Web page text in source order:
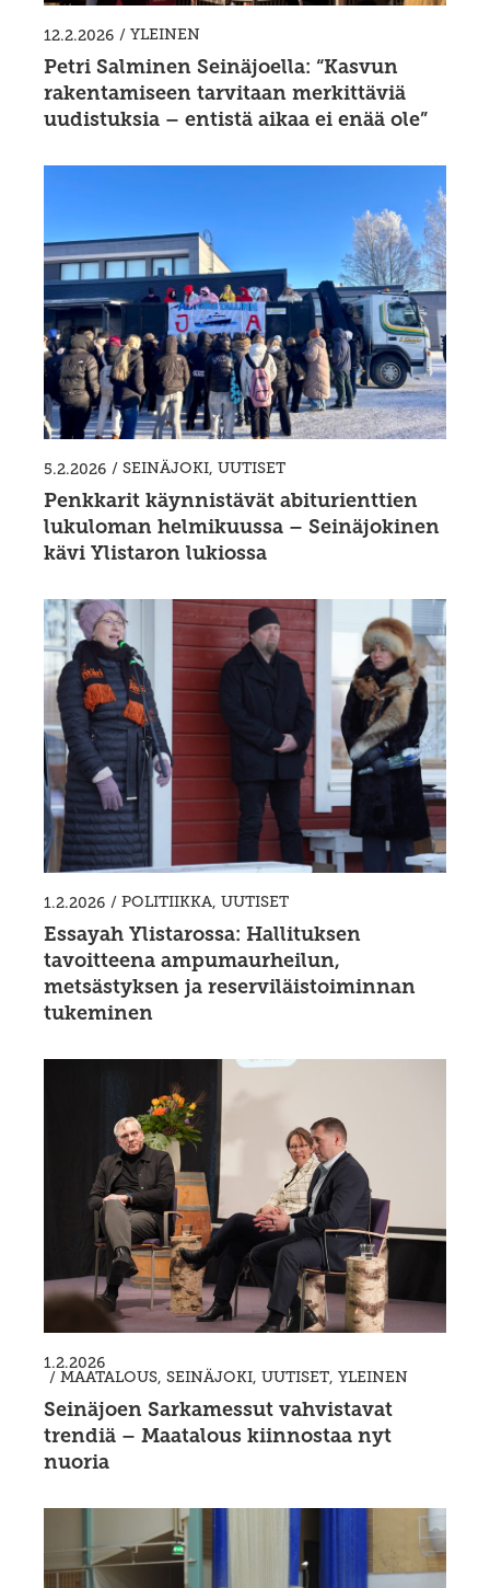
12.2.2026 / YLEINEN
Petri Salminen Seinäjoella: “Kasvun
rakentamiseen tarvitaan merkittäviä
uudistuksia – entistä aikaa ei enää ole”
5.2.2026 / SEINÄJOKI, UUTISET
Penkkarit käynnistävät abiturienttien
lukuloman helmikuussa – Seinäjokinen
kävi Ylistaron lukiossa
1.2.2026 / POLITIIKKA, UUTISET
Essayah Ylistarossa: Hallituksen
tavoitteena ampumaurheilun,
metsästyksen ja reserviläistoiminnan
tukeminen
1.2.2026
/ MAATALOUS, SEINÄJOKI, UUTISET, YLEINEN
Seinäjoen Sarkamessut vahvistavat
trendiä – Maatalous kiinnostaa nyt
nuoria